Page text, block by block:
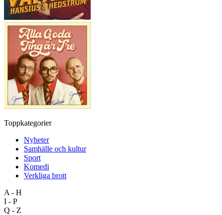
Toppkategorier
Nyheter
Samhälle och kultur
Sport
Komedi
Verkliga brott
A - H
I - P
Q - Z